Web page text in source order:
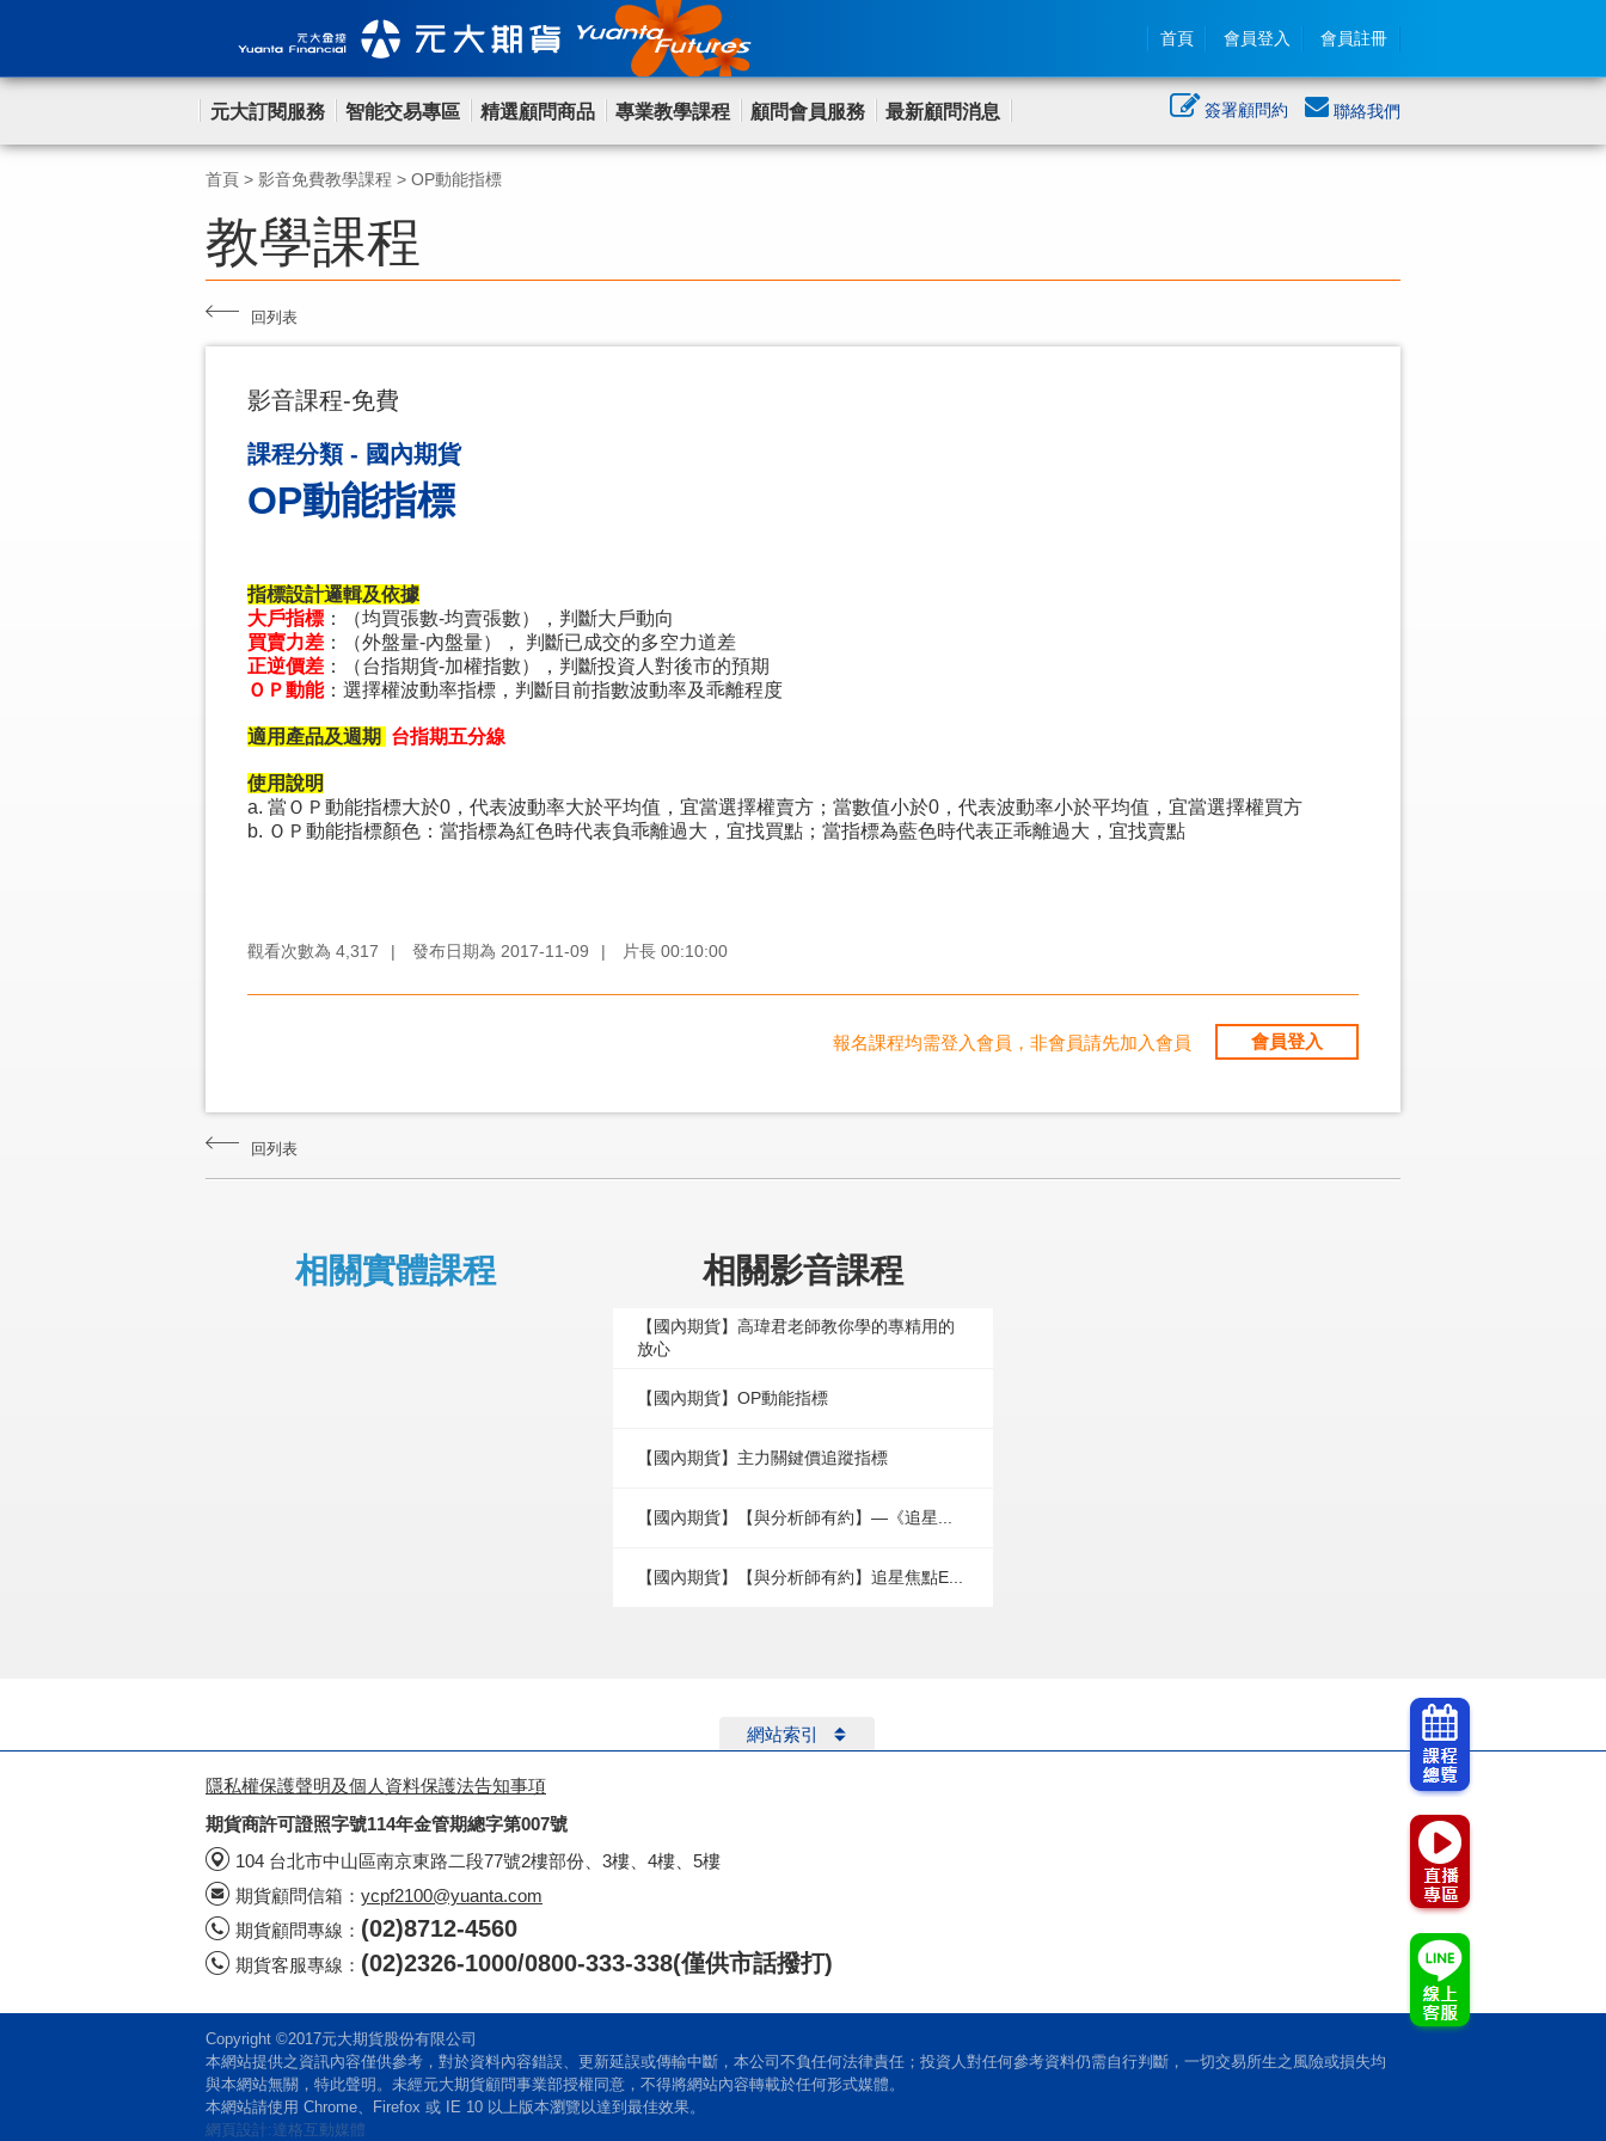
首頁 會員登入 會員註冊
元大訂閱服務 智能交易專區 精選顧問商品 專業教學課程 顧問會員服務 最新顧問消息 簽署顧問約 聯絡我們
首頁 > 影音免費教學課程 > OP動能指標
教學課程
回列表
影音課程-免費
課程分類 - 國內期貨
OP動能指標
指標設計邏輯及依據
大戶指標 ：（均買張數-均賣張數），判斷大戶動向
買賣力差 ：（外盤量-內盤量）， 判斷已成交的多空力道差
正逆價差 ：（台指期貨-加權指數），判斷投資人對後市的預期
ＯＰ動能：選擇權波動率指標，判斷目前指數波動率及乖離程度
適用產品及週期 台指期五分線
使用說明
a. 當ＯＰ動能指標大於0，代表波動率大於平均值，宜當選擇權賣方；當數值小於0，代表波動率小於平均值，宜當選擇權買方
b. ＯＰ動能指標顏色：當指標為紅色時代表負乖離過大，宜找買點；當指標為藍色時代表正乖離過大，宜找賣點
觀看次數為 4,317 | 發布日期為 2017-11-09 | 片長 00:10:00
會員登入
報名課程均需登入會員，非會員請先加入會員
回列表
相關實體課程 相關影音課程
【國內期貨】高瑋君老師教你學的專精用的
放心
【國內期貨】OP動能指標
【國內期貨】主力關鍵價追蹤指標
【國內期貨】【與分析師有約】—《追星...
【國內期貨】【與分析師有約】追星焦點E...
網站索引
隱私權保護聲明及個人資料保護法告知事項
期貨商許可證照字號114年金管期總字第007號
104 台北市中山區南京東路二段77號2樓部份、3樓、4樓、5樓
期貨顧問信箱： ycpf2100@yuanta.com
期貨顧問專線： (02)8712-4560
期貨客服專線： (02)2326-1000/0800-333-338(僅供市話撥打)
Copyright ©2017元大期貨股份有限公司
本網站提供之資訊內容僅供參考，對於資料內容錯誤、更新延誤或傳輸中斷，本公司不負任何法律責任；投資人對任何參考資料仍需自行判斷，一切交易所生之風險或損失均
與本網站無關，特此聲明。未經元大期貨顧問事業部授權同意，不得將網站內容轉載於任何形式媒體。
本網站請使用 Chrome、Firefox 或 IE 10 以上版本瀏覽以達到最佳效果。
網頁設計:達格互動媒體